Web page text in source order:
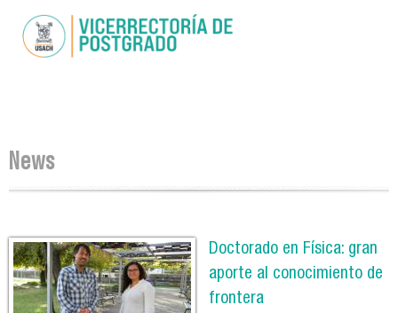
main
You are here
News
Doctorado en Física: gran
aporte al conocimiento de
frontera
Pages